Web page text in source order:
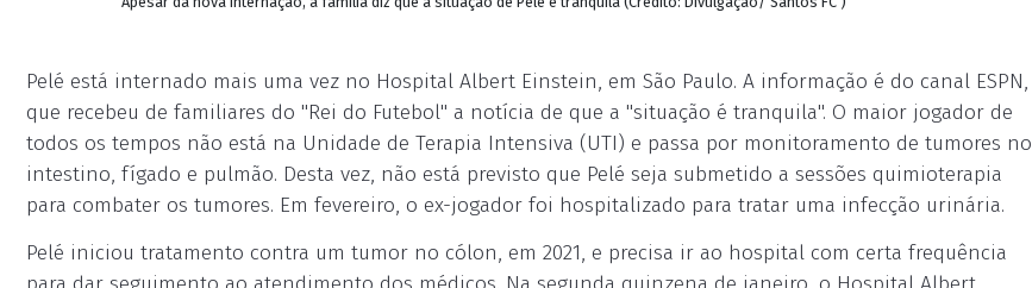
Pelé está internado mais uma vez no Hospital Albert Einstein, em São Paulo. A informação é do canal ESPN,
que recebeu de familiares do "Rei do Futebol" a notícia de que a "situação é tranquila". O maior jogador de
todos os tempos não está na Unidade de Terapia Intensiva (UTI) e passa por monitoramento de tumores no
intestino, fígado e pulmão. Desta vez, não está previsto que Pelé seja submetido a sessões quimioterapia
para combater os tumores. Em fevereiro, o ex-jogador foi hospitalizado para tratar uma infecção urinária.
Pelé iniciou tratamento contra um tumor no cólon, em 2021, e precisa ir ao hospital com certa frequência